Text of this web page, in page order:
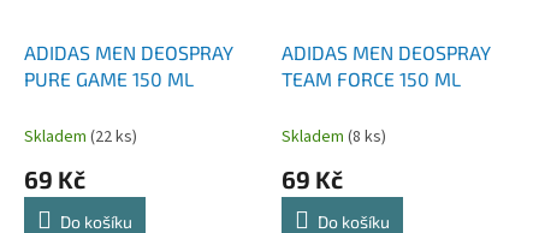
ADIDAS MEN DEOSPRAY
PURE GAME 150 ML
Skladem (22 ks)
69 Kč
Do košíku
ADIDAS MEN DEOSPRAY
TEAM FORCE 150 ML
Skladem (8 ks)
69 Kč
Do košíku